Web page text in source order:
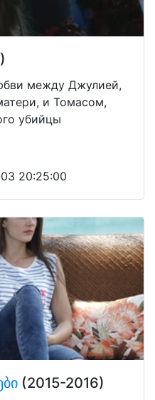
между Джулией,
и Томасом,
убийцы
20:25:00
(2015-2016)